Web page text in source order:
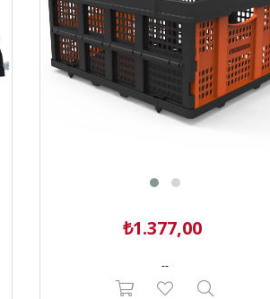
₺1.377,00
--